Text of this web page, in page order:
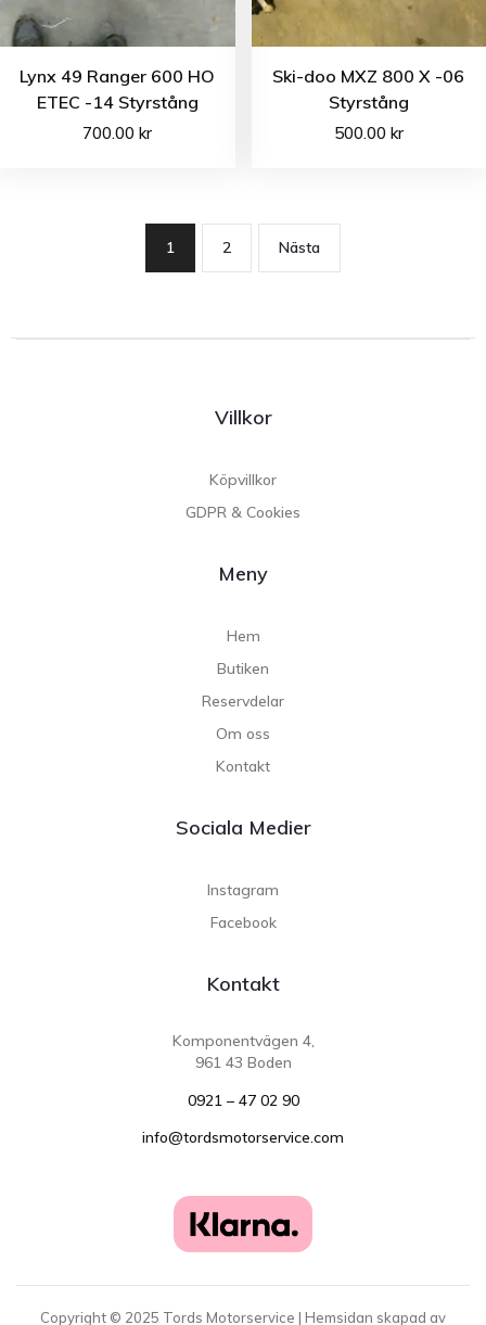
Lynx 49 Ranger 600 HO
ETEC -14 Styrstång
700.00kr
Ski-doo MXZ 800 X -06
Styrstång
500.00 kr
1 2 Nästa
Villkor
Köpvillkor
GDPR & Cookies
Meny
Hem
Butiken
Reservdelar
Om oss
Kontakt
Sociala Medier
Instagram
Facebook
Kontakt
Komponentvägen 4,
961 43 Boden
0921 – 47 02 90
info@tordsmotorservice.com
Copyright © 2025 Tords Motorservice | Hemsidan skapad av